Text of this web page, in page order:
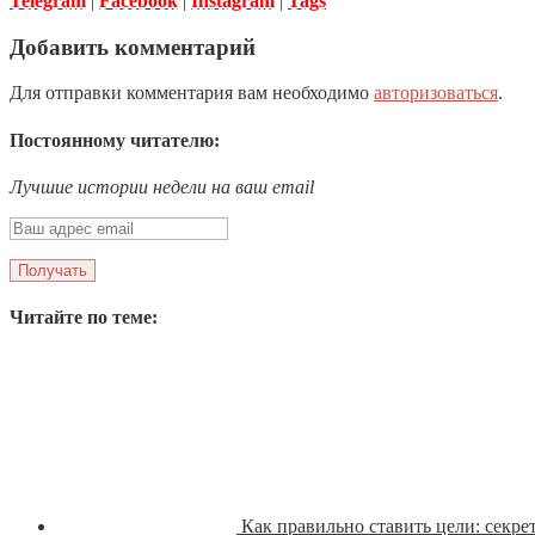
Добавить комментарий
Для отправки комментария вам необходимо авторизоваться.
Постоянному читателю:
Лучшие истории недели на ваш email
Читайте по теме:
Как правильно ставить цели: